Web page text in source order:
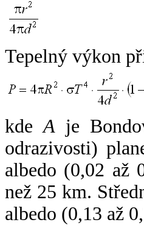
Tepelný výkon
kdeA je
odrazivosti)
albedo (0,02 až
než 25 km.
albedo (0,13 až